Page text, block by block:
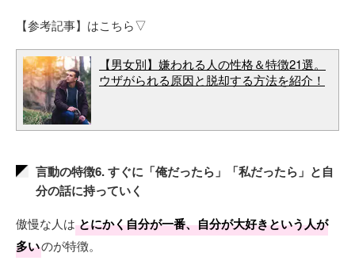
【参考記事】はこちら▽
【男女別】嫌われる人の性格＆特徴21選。
ウザがられる原因と脱却する方法を紹介！
言動の特徴6. すぐに「俺だったら」「私だったら」と自
分の話に持っていく
傲慢な人は とにかく自分が一番、自分が大好きという人が
多いのが特徴。